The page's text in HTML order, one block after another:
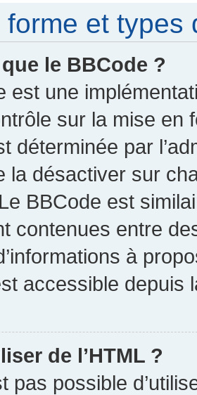
forme et types
le BBCode ?
est une
sur la mise en
déterminée par
la désactiver sur
BBCode est
contenues entre
à
accessible depuis
de l’HTML ?
pas possible